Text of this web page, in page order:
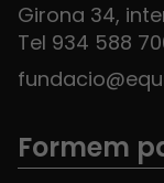
Girona 34,
Tel 934 588
Formem